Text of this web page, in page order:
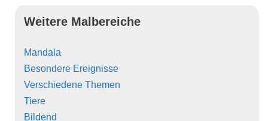
Weitere Malbereiche
Mandala
Besondere Ereignisse
Verschiedene Themen
Tiere
Bildend